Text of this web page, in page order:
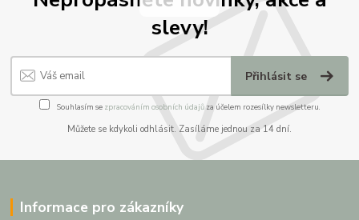
slevy!
Přihlásit se
Souhlasím se zpracováním osobních údajůza účelem rozesílky newsletteru.
Můžete se kdykoli odhlásit. Zasíláme jednou za 14 dní.
Informace pro zákazníky